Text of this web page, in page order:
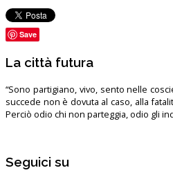
Save
La città futura
“Sono partigiano, vivo, sento nelle
succede non è dovuta al caso, alla
Perciò odio chi non parteggia, odio gli
Seguici su